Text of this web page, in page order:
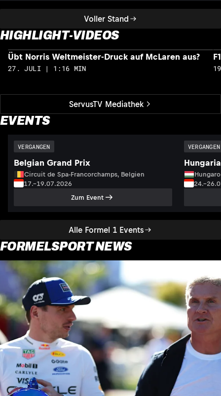
Voller Stand
HIGHLIGHT-VIDEOS
ServusTV Mediathek
Übt Norris Weltmeister-Druck auf McLaren aus?
27. JULI | 1:16 MIN
EVENTS
Alle Formel 1 Events
VERGANGEN
Belgian Grand Prix
Circuit de Spa-Francorchamps, Belgien
17.–19.07.2026
Zum Event
VERGANGEN
FORMELSPORT NEWS